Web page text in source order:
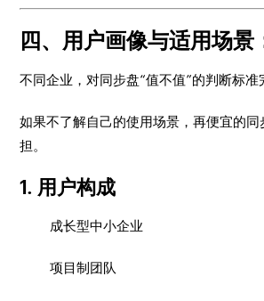
四、用户画像与适用场景
不同企业，对同步盘“值不值”的判断标准
如果不了解自己的使用场景，再便宜的同
担。
1. 用户构成
成长型中小企业
项目制团队